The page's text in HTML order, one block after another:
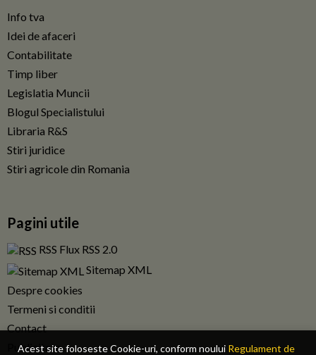
Acest site foloseste Cookie-uri, conform noului Regulament de
Info tva
Idei de afaceri
Contabilitate
Timp liber
Legislatia Muncii
Blogul Specialistului
Libraria R&S
Stiri juridice
Stiri agricole din Romania
Pagini utile
RSS Flux RSS 2.0
Sitemap XML
Despre cookies
Termeni si conditii
Contact
Publicitate